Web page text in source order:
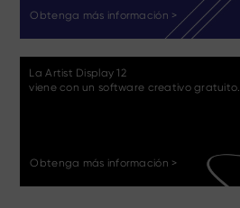
Obtenga más información >
La Artist Display 12
viene con un software creativo gratuito.
Obtenga más información >